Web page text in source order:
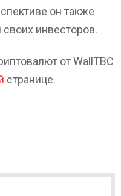
он также
инвесторов.
от WallTBC
странице.